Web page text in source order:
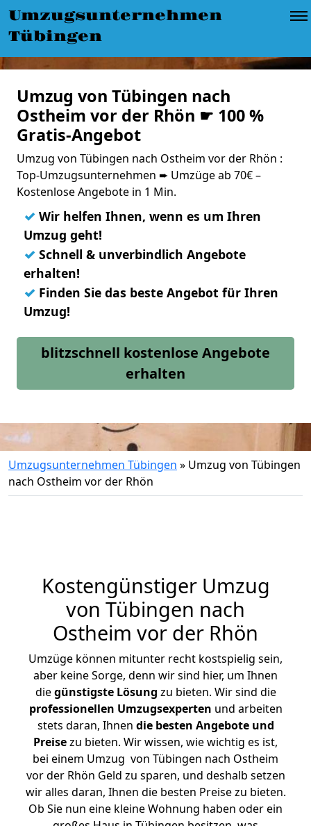
Umzugsunternehmen
Tübingen
Umzug von Tübingen nach
Ostheim vor der Rhön ☛ 100 %
Gratis-Angebot
Umzug von Tübingen nach Ostheim vor der Rhön :
Top-Umzugsunternehmen ➨ Umzüge ab 70€ –
Kostenlose Angebote in 1 Min.
✓ Wir helfen Ihnen, wenn es um Ihren
Umzug geht!
✓ Schnell & unverbindlich Angebote
erhalten!
✓ Finden Sie das beste Angebot für Ihren
Umzug!
blitzschnell kostenlose Angebote
erhalten
Umzugsunternehmen Tübingen » Umzug von Tübingen
nach Ostheim vor der Rhön
Kostengünstiger Umzug
von Tübingen nach
Ostheim vor der Rhön
Umzüge können mitunter recht kostspielig sein,
aber keine Sorge, denn wir sind hier, um Ihnen
diegünstigste Lösung zu bieten. Wir sind die
professionellen Umzugsexperten und arbeiten
stets daran, Ihnen die besten Angebote und
Preisezu bieten. Wir wissen, wie wichtig es ist,
bei einem Umzug von Tübingen nach Ostheim
vor der Rhön Geld zu sparen, und deshalb setzen
wir alles daran, Ihnen die besten Preise zu bieten.
Ob Sie nun eine kleine Wohnung haben oder ein